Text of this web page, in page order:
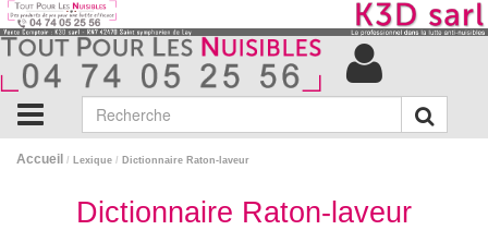
Accueil / Lexique / Dictionnaire Raton-laveur
Dictionnaire Raton-laveur